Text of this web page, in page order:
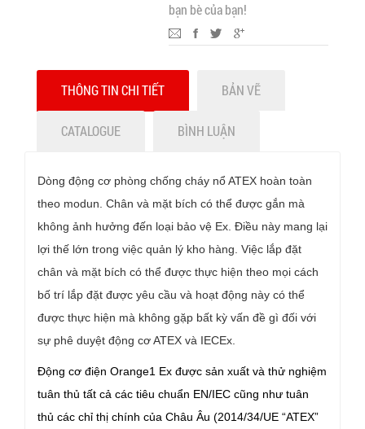
bạn bè của bạn!
THÔNG TIN CHI TIẾT BẢN VẼ
CATALOGUE BÌNH LUẬN
Dòng động cơ phòng chống cháy nổ ATEX hoàn toàn
theo modun. Chân và mặt bích có thể được gắn mà
không ảnh hưởng đến loại bảo vệ Ex. Điều này mang lại
lợi thế lớn trong việc quản lý kho hàng. Việc lắp đặt
chân và mặt bích có thể được thực hiện theo mọi cách
bố trí lắp đặt được yêu cầu và hoạt động này có thể
được thực hiện mà không gặp bất kỳ vấn đề gì đối với
sự phê duyệt động cơ ATEX và IECEx.
Động cơ điện Orange1 Ex được sản xuất và thử nghiệm
tuân thủ tất cả các tiêu chuẩn EN/IEC cũng như tuân
thủ các chỉ thị chính của Châu Âu (2014/34/UE “ATEX”